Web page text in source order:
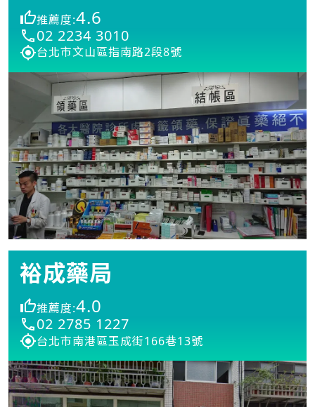
推薦度:4.6
02 2234 3010
台北市文山區指南路2段8號
裕成藥局
推薦度:4.0
02 2785 1227
台北市南港區玉成街166巷13號